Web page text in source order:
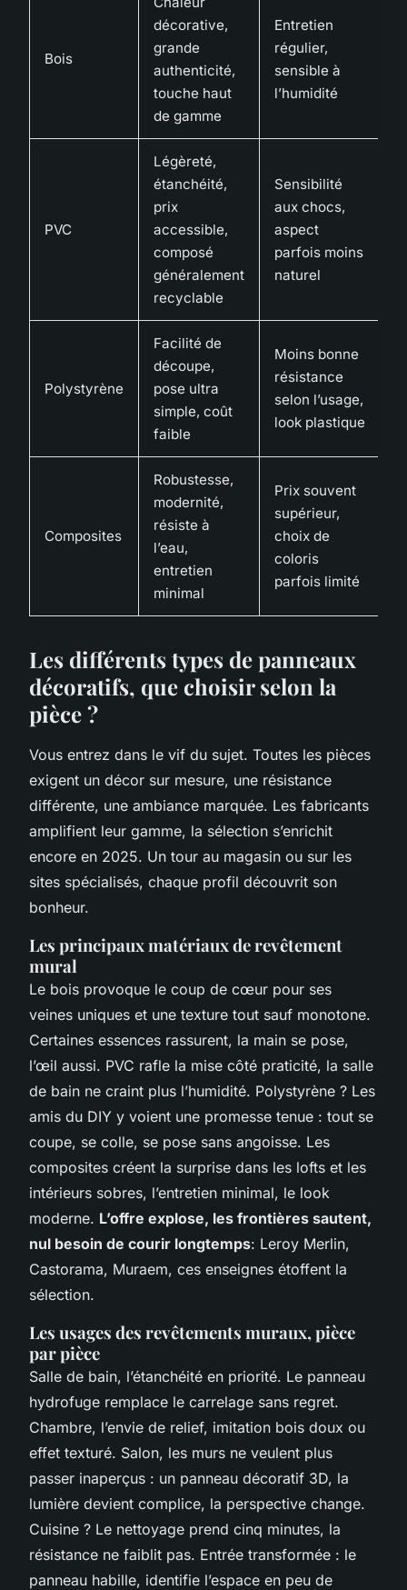
Bois
décorative,
grande
authenticité,
touche haut
de gamme
Entretien
régulier,
sensible à
l’humidité
PVC
Légèreté,
étanchéité,
prix
accessible,
composé
généralement
recyclable
Sensibilité
aux chocs,
aspect
parfois moins
naturel
Polystyrène
Facilité de
découpe,
pose ultra
simple, coût
faible
Moins bonne
résistance
selon l’usage,
look plastique
Composites
Robustesse,
modernité,
résiste à
l’eau,
entretien
minimal
Prix souvent
supérieur,
choix de
coloris
parfois limité
Les différents types de panneaux
décoratifs, que choisir selon la
pièce ?
Vous entrez dans le vif du sujet. Toutes les pièces
exigent un décor sur mesure, une résistance
différente, une ambiance marquée. Les fabricants
amplifient leur gamme, la sélection s’enrichit
encore en 2025. Un tour au magasin ou sur les
sites spécialisés, chaque profil découvrit son
bonheur.
Les principaux matériaux de revêtement
mural
Le bois provoque le coup de cœur pour ses
veines uniques et une texture tout sauf monotone.
Certaines essences rassurent, la main se pose,
l’œil aussi. PVC rafle la mise côté praticité, la salle
de bain ne craint plus l’humidité. Polystyrène ? Les
amis du DIY y voient une promesse tenue : tout se
coupe, se colle, se pose sans angoisse. Les
composites créent la surprise dans les lofts et les
intérieurs sobres, l’entretien minimal, le look
moderne. L’offre explose, les frontières sautent,
nul besoin de courir longtemps: Leroy Merlin,
Castorama, Muraem, ces enseignes étoffent la
sélection.
Les usages des revêtements muraux, pièce
par pièce
Salle de bain, l’étanchéité en priorité. Le panneau
hydrofuge remplace le carrelage sans regret.
Chambre, l’envie de relief, imitation bois doux ou
effet texturé. Salon, les murs ne veulent plus
passer inaperçus : un panneau décoratif 3D, la
lumière devient complice, la perspective change.
Cuisine ? Le nettoyage prend cinq minutes, la
résistance ne faiblit pas. Entrée transformée : le
panneau habille, identifie l’espace en peu de